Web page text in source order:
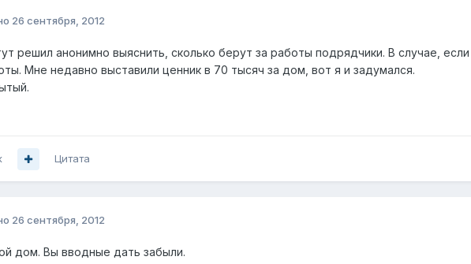
26 сентября, 2012
решил анонимно выяснить, сколько берут за работы подрядчики. В случае,
Мне недавно выставили ценник в 70 тысяч за дом, вот я и задумался.
Цитата
26 сентября, 2012
дом. Вы вводные дать забыли.